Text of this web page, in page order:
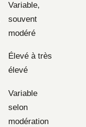
Variable,
souvent
modéré
Élevé à très
élevé
Variable
selon
modération